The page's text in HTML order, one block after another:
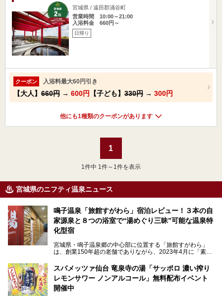
宮城県 / 遠田郡涌谷町
営業時間 10:00～21:00
入浴料金 660円～
日帰り
クーポン 入浴料最大60円引き
【大人】 660円 → 600円 【子ども】 330円 → 300円
他にも1種類のクーポンがあります
1
1 件中 1件～1件を表示
宮城県のニフティ温泉ニュース
鳴子温泉「旅館すがわら」宿泊レビュー！３本の自
家源泉と８つの浴室で“湯めぐり三昧”可能な温泉特
化型宿
宮城県・鳴子温泉郷の中心部に位置する「旅館すがわら」
は、創業150年超の老舗でありながら、2023年4月に「素泊
を利用したサウナも新設され、温泉ファン・サウナ―双方に
注目のスポットです。
スパメッツァ仙台 竜泉寺の湯「サッポロ 濃い搾り
レモンサワー ノンアルコール」無料配布イベント
開催中